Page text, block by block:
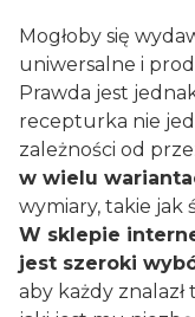
Mogłoby się
uniwersalne i
Prawda jest
recepturka nie
zależności od
w wielu
wymiary, takie jak
W sklepie
jest szeroki
aby każdy